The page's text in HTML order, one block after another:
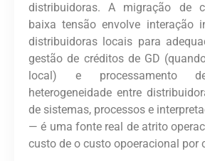
distribuidoras. A migração de
baixa tensão envolve interação
distribuidoras locais para
gestão de créditos de GD
local) e processamento
heterogeneidade entre
de sistemas, processos e
— é uma fonte real de atrito
custo de o custo opoeracional por